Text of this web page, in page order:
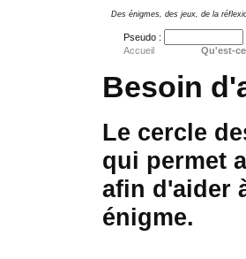
Des énigmes, des jeux, de la
Pseudo :
Accueil
Qu'est-
Besoin
Le cercle
qui permet
afin d'aider
énigme.